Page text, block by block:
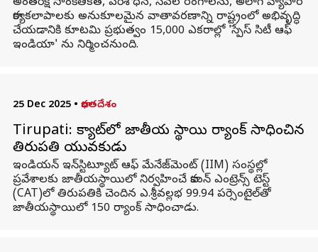
కార్యకలాపాలకు అనుకూలమైన వాతావరణాన్ని రాష్ట్రంలో అభివృద్ధి
చేయడానికి కూటమి ప్రభుత్వం 15,000 ఎకరాల్లో 'స్పేస్ సిటీ ఆఫ్
ఇండియా' ను నిర్మించనుంది.
25 Dec 2025 • భారతదేశం
Tirupati: క్యాట్‌లో జాతీయ స్థాయి ర్యాంక్ సాధించిన
తిరుపతి యువకుడు
ఇండియన్‌ ఇన్‌స్టిట్యూట్‌ ఆఫ్‌ మేనేజ్‌మెంట్‌ (IIM) సంస్థల్లో
ప్రవేశాలకు జాతీయస్థాయిలో నిర్వహించే కామన్‌ ఎంట్రెన్స్‌ టెస్ట్‌
(CAT)లో తిరుపతికి చెందిన ఎ.శ్రీవల్లభ 99.94 పర్సెంటైల్‌తో
జాతీయస్థాయిలో 150 ర్యాంక్‌ సాధించాడు.